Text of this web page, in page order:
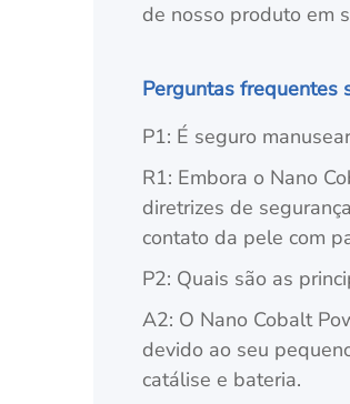
de nosso produto em
Perguntas frequentes
P1: É seguro
R1: Embora o Nano
diretrizes de
contato da pele com
P2: Quais são as
A2: O Nano Cobalt
devido ao seu
catálise e bateria.